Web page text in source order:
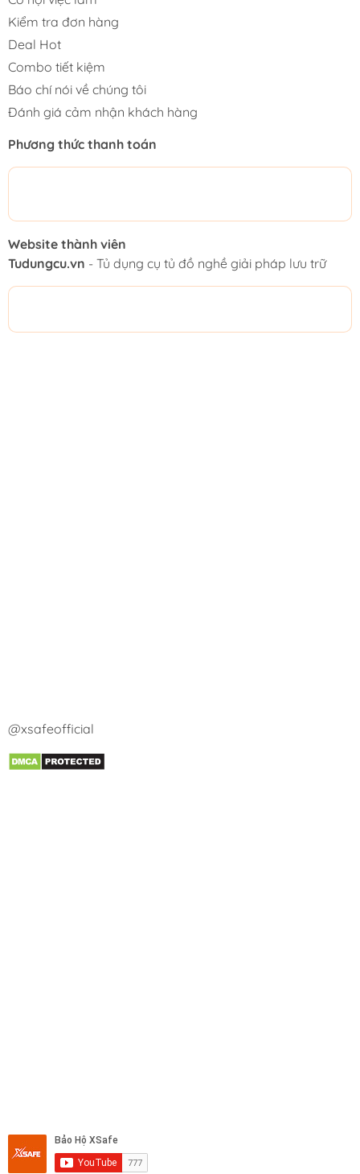
Kiểm tra đơn hàng
Deal Hot
Combo tiết kiệm
Báo chí nói về chúng tôi
Đánh giá cảm nhận khách hàng
Phương thức thanh toán
Website thành viên
Tudungcu.vn - Tủ dụng cụ tủ đồ nghề giải pháp lưu trữ
@xsafeofficial